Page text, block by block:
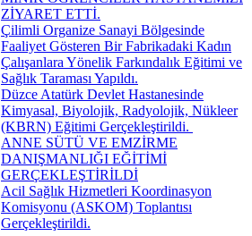
ZİYARET ETTİ.
Çilimli Organize Sanayi Bölgesinde
Faaliyet Gösteren Bir Fabrikadaki Kadın
Çalışanlara Yönelik Farkındalık Eğitimi ve
Sağlık Taraması Yapıldı.
Düzce Atatürk Devlet Hastanesinde
Kimyasal, Biyolojik, Radyolojik, Nükleer
(KBRN) Eğitimi Gerçekleştirildi. ​
ANNE SÜTÜ VE EMZİRME
DANIŞMANLIĞI EĞİTİMİ
GERÇEKLEŞTİRİLDİ
Acil Sağlık Hizmetleri Koordinasyon
Komisyonu (ASKOM) Toplantısı
Gerçekleştirildi.